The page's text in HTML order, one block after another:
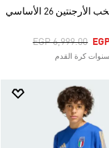
قميص منتخب الأرجنتين 26 الأساسي
Price Reduced
EGP 6,999.00To